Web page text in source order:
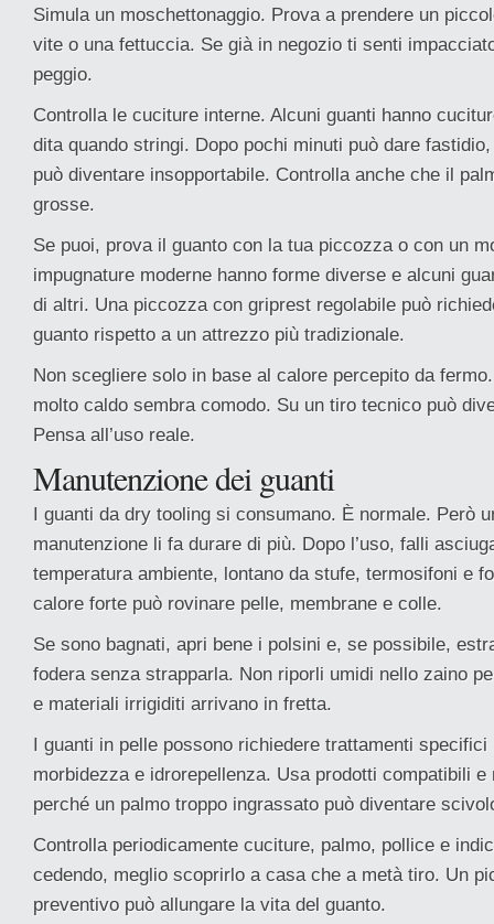
Simula un moschettonaggio. Prova a prendere un
vite o una fettuccia. Se già in negozio ti senti
peggio.
Controlla le cuciture interne. Alcuni guanti hanno
dita quando stringi. Dopo pochi minuti può dare
può diventare insopportabile. Controlla anche che il
grosse.
Se puoi, prova il guanto con la tua piccozza o con un
impugnature moderne hanno forme diverse e alcuni
di altri. Una piccozza con griprest regolabile può
guanto rispetto a un attrezzo più tradizionale.
Non scegliere solo in base al calore percepito da
molto caldo sembra comodo. Su un tiro tecnico può
Pensa all’uso reale.
Manutenzione dei guanti
I guanti da dry tooling si consumano. È normale. Però
manutenzione li fa durare di più. Dopo l’uso, falli
temperatura ambiente, lontano da stufe, termosifoni e
calore forte può rovinare pelle, membrane e colle.
Se sono bagnati, apri bene i polsini e, se possibile,
fodera senza strapparla. Non riporli umidi nello zaino
e materiali irrigiditi arrivano in fretta.
I guanti in pelle possono richiedere trattamenti specifici
morbidezza e idrorepellenza. Usa prodotti compatibili e
perché un palmo troppo ingrassato può diventare
Controlla periodicamente cuciture, palmo, pollice e
cedendo, meglio scoprirlo a casa che a metà tiro. Un
preventivo può allungare la vita del guanto.